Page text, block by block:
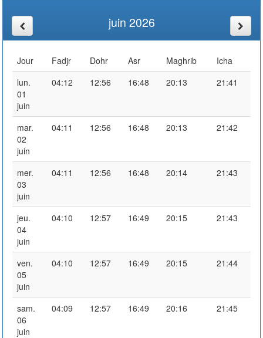
juin 2026
Jour Fadjr Dohr Asr Maghrib
Icha
lun.
01
juin
04:12 12:56 16:48 20:13 21:41
mar.
02
juin
04:11 12:56 16:48 20:13 21:42
mer.
03
juin
04:11 12:56 16:48 20:14 21:43
jeu.
04
juin
04:10 12:57 16:49 20:15 21:43
ven.
05
juin
04:10 12:57 16:49 20:15 21:44
sam.
06
juin
04:09 12:57 16:49 20:16 21:45